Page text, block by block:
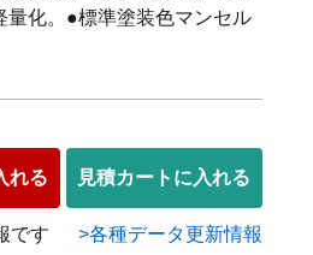
化。●標準塗装色マンセル
れる 見積カートに入れる
です 各種データ更新情報